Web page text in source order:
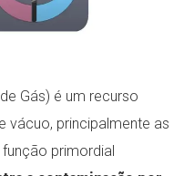
Gás) é um recurso
vácuo, principalmente as
primordial